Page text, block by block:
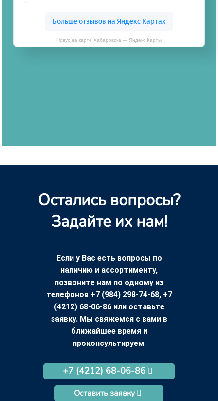
Новус на карте Хабаровска — Яндекс Карты
Остались вопросы?
Задайте их нам!
Если у Вас есть вопросы по
наличию и ассортименту,
позвоните нам по одному из
телефонов +7 (984) 298-74-68, +7
(4212) 68-06-86 или оставьте
заявку. Мы свяжемся с вами в
ближайшее время и
проконсультируем.
+7 (4212) 68-06-86
Оставить заявку